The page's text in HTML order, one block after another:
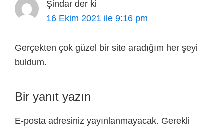
Şindar der ki
16 Ekim 2021 ile 9:16 pm
Gerçekten çok güzel bir site aradığım her şeyi
buldum.
Bir yanıt yazın
E-posta adresiniz yayınlanmayacak. Gerekli